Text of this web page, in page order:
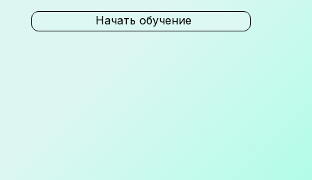
Начать обучение